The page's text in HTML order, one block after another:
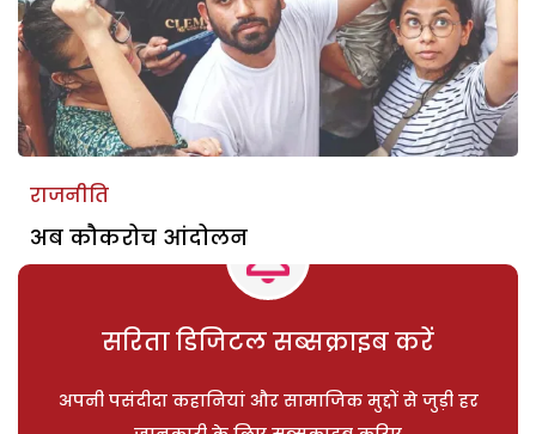
राजनीति
अब कौकरोच आंदोलन
सरिता डिजिटल सब्सक्राइब करें
अपनी पसंदीदा कहानियां और सामाजिक मुद्दों से जुड़ी हर